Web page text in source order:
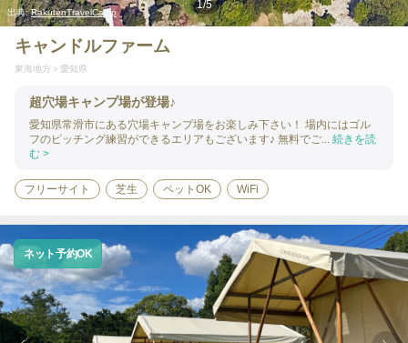
出典:RakutenTravelCamp
1/5
キャンドルファーム
東海地方 愛知県
超穴場キャンプ場が登場♪
愛知県常滑市にある穴場キャンプ場をお楽しみ下さい！ 場内にはゴル
フのピッチング練習ができるエリアもございます♪ 無料でご... 続きを読
む >
フリーサイト 芝生 ペットOK WiFi
ネット予約OK